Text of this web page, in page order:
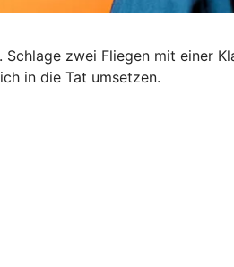
Schlage zwei Fliegen mit einer
in die Tat umsetzen.